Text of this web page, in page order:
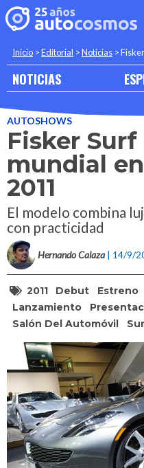
Inicio >Editorial >Noticias >
NOTICIAS
AUTOSHOWS
Fisker
mundial
2011
El modelo combina
con practicidad
Hernando Calaza | 14/9/
2011 Debut Estreno
Lanzamiento
Salón Del Automóvil